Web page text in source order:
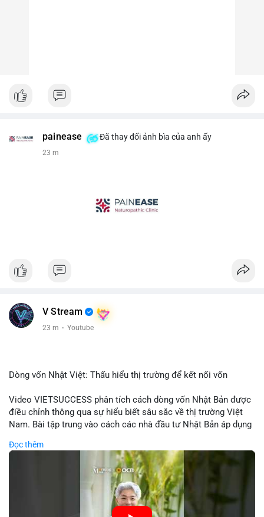
painease Đã thay đổi ảnh bìa của anh ấy
23 m
V Stream
23 m · Youtube
Dòng vốn Nhật Việt: Thấu hiểu thị trường để kết nối vốn
Video VIETSUCCESS phân tích cách dòng vốn Nhật Bản được
điều chỉnh thông qua sự hiểu biết sâu sắc về thị trường Việt
Nam. Bài tập trung vào cách các nhà đầu tư Nhật Bản áp dụng
đầu tư trực tiếp vào doanh nghiệp đến việc giao dịch tài chính.
Kết nối này không chỉ tạo cơ hội tăng trưởng cho Việt Nam mà
còn tạo ra động lực cho thị trường crypto địa phương khi các
nhà đầu tư đa quốc gia tìm kiếm cơ hội đa dạng. Các yếu tố
như chính sách tài chính Việt Nam, xu hướng đầu tư ESG, và
ổn định thị trường sẽ ảnh hưởng trực tiếp đến lưu lượng vốn
Đọc thêm